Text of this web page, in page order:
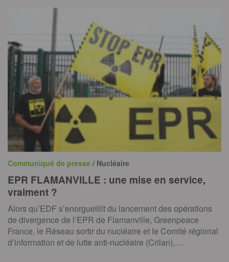
Communiqué de presse / Nucléaire
EPR FLAMANVILLE : une mise en service,
vraiment ?
Alors qu’EDF s’enorgueillit du lancement des opérations
de divergence de l’EPR de Flamanville, Greenpeace
France, le Réseau sortir du nucléaire et le Comité régional
d’information et de lutte anti-nucléaire (Crilan),…